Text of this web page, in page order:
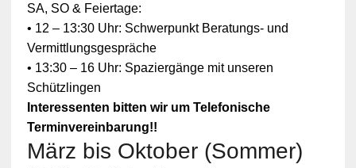
SA, SO & Feiertage:
• 12 – 13:30 Uhr: Schwerpunkt Beratungs- und
Vermittlungsgespräche
• 13:30 – 16 Uhr: Spaziergänge mit unseren
Schützlingen
Interessenten bitten wir um Telefonische
Terminvereinbarung!!
März bis Oktober (Sommer)